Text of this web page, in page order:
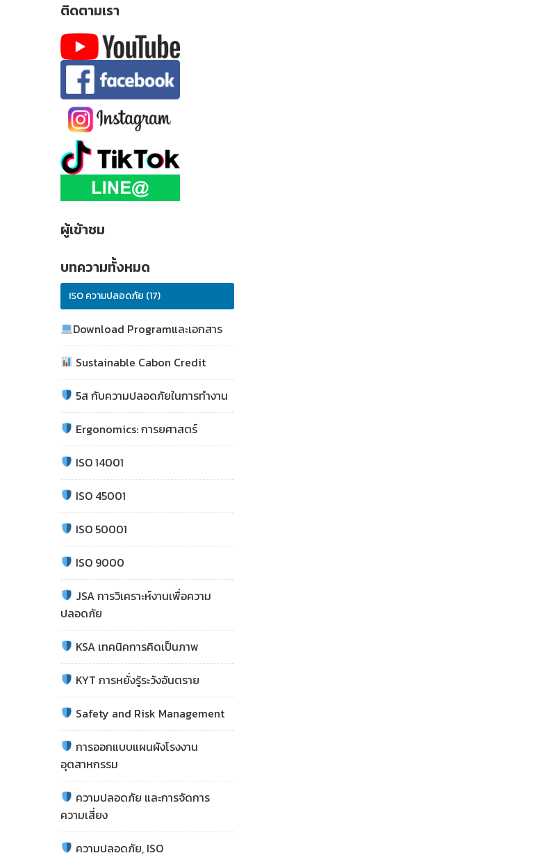
ติดตามเรา
ผู้เข้าชม
บทความทั้งหมด
ISO ความปลอดภัย (17)
Download Programและเอกสาร
Sustainable Cabon Credit
5ส กับความปลอดภัยในการทำงาน
Ergonomics: การยศาสตร์
ISO 14001
ISO 45001
ISO 50001
ISO 9000
JSA การวิเคราะห์งานเพื่อความ
ปลอดภัย
KSA เทคนิคการคิดเป็นภาพ
KYT การหยั่งรู้ระวังอันตราย
Safety and Risk Management
การออกแบบแผนผังโรงงาน
อุตสาหกรรม
ความปลอดภัย และการจัดการ
ความเสี่ยง
ความปลอดภัย, ISO